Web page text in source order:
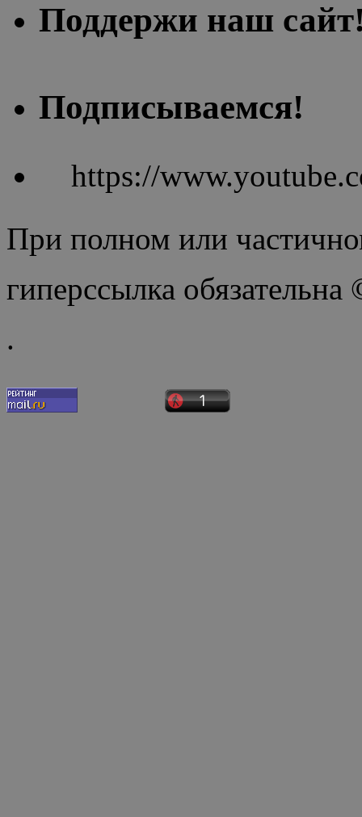
Поддержи наш
Подписываемся!
https://
При полном или
гиперссылка
.